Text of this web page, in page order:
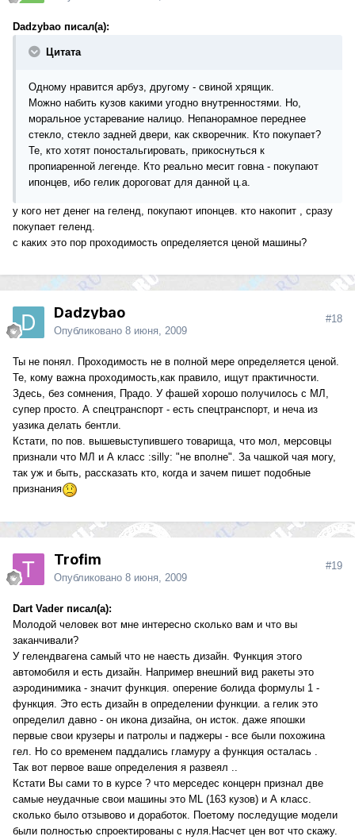
Dadzybao писал(а):
Цитата
Одному нравится арбуз, другому - свиной хрящик.
Можно набить кузов какими угодно внутренностями. Но,
моральное устаревание налицо. Непанорамное переднее
стекло, стекло задней двери, как скворечник. Кто покупает?
Те, кто хотят поностальгировать, прикоснуться к
пропиаренной легенде. Кто реально месит говна - покупают
ипонцев, ибо гелик дороговат для данной ц.а.
у кого нет денег на геленд, покупают ипонцев. кто накопит , сразу
покупает геленд.
с каких это пор проходимость определяется ценой машины?
Dadzybao
Опубликовано 8 июня, 2009
#18
Ты не понял. Проходимость не в полной мере определяется ценой.
Те, кому важна проходимость,как правило, ищут практичности.
Здесь, без сомнения, Прадо. У фашей хорошо получилось с МЛ,
супер просто. А спецтранспорт - есть спецтранспорт, и неча из
уазика делать бентли.
Кстати, по пов. вышевыступившего товарища, что мол, мерсовцы
признали что МЛ и А класс :silly: "не вполне". За чашкой чая могу,
так уж и быть, рассказать кто, когда и зачем пишет подобные
признания
Trofim
Опубликовано 8 июня, 2009
#19
Dart Vader писал(а):
Молодой человек вот мне интересно сколько вам и что вы
заканчивали?
У гелендвагена самый что не наесть дизайн. Функция этого
автомобиля и есть дизайн. Например внешний вид ракеты это
аэродинимика - значит функция. оперение болида формулы 1 -
функция. Это есть дизайн в определении функции. а гелик это
определил давно - он икона дизайна, он исток. даже япошки
первые свои крузеры и патролы и паджеры - все были похожина
гел. Но со временем паддались гламуру а функция осталась .
Так вот первое ваше определения я развеял ..
Кстати Вы сами то в курсе ? что мерседес концерн признал две
самые неудачные свои машины это ML (163 кузов) и А класс.
сколько было отзывово и доработок. Поетому последущие модели
были полностью спроектированы с нуля.Насчет цен вот что скажу.